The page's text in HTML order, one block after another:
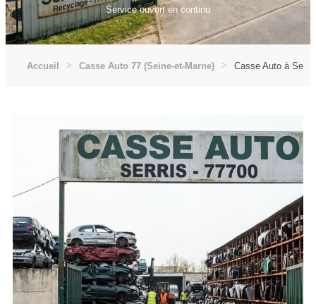
Service ouvert en continu
Accueil Casse Auto 77 (Seine-et-Marne) Casse Auto à